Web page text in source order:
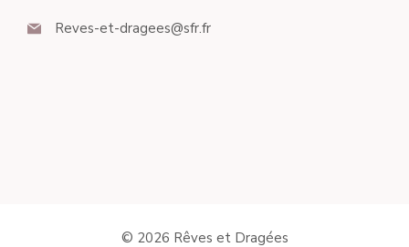
Reves-et-dragees@sfr.fr
© 2026 Rêves et Dragées